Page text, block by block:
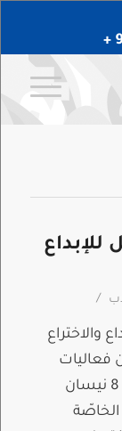
/
والاختراع
6 أيلول ضمن فعاليات
معرض دمشق الدولي يبدأ التسجيل في 8 نيسان
الخاصّة